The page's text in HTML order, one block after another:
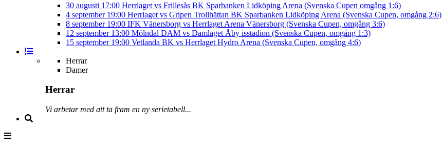
30 augusti 17:00 Herrlaget vs Frillesås BK Sparbanken Lidköping Arena (Svenska Cupen omgång 1:6)
4 september 19:00 Herrlaget vs Gripen Trollhättan BK Sparbanken Lidköping Arena (Svenska Cupen, omgång 2:6)
8 september 19:00 IFK Vänersborg vs Herrlaget Arena Vänersborg (Svenska Cupen, omgång 3:6)
12 september 13:00 Mölndal DAM vs Damlaget Åby isstadion (Svenska Cupen, omgång 1:3)
15 september 19:00 Vetlanda BK vs Herrlaget Hydro Arena (Svenska Cupen, omgång 4:6)
Herrar
Damer
Herrar
Vi arbetar med att ta fram en ny serietabell...